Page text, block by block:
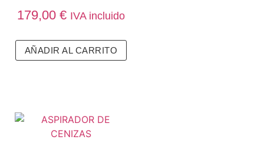
179,00€ IVA incluido
AÑADIR AL CARRITO